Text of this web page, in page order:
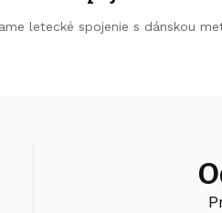
letecké spojenie s dánskou